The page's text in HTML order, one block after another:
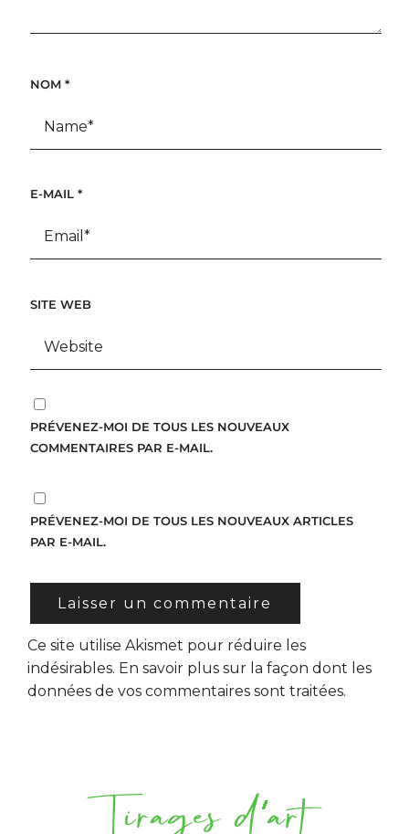
NOM *
E-MAIL *
SITE WEB
PRÉVENEZ-MOI DE TOUS LES NOUVEAUX
COMMENTAIRES PAR E-MAIL.
PRÉVENEZ-MOI DE TOUS LES NOUVEAUX ARTICLES
PAR E-MAIL.
Ce site utilise Akismet pour réduire les
indésirables. En savoir plus sur la façon dont les
données de vos commentaires sont traitées.